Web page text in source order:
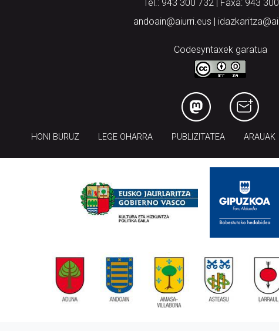
Tel.: 943 300 732 | Faxa: 943
andoain@aiurri.eus |
Codesyntaxek garatua
HONI BURUZ LEGE OHARRA PUBLIZITATEA ARAUAK